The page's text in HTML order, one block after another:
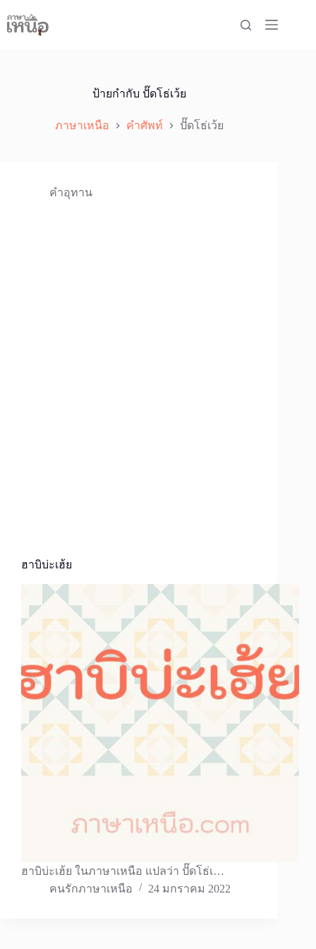
to
content
ป้ายกำกับ ปั๊ดโธ่เว้ย
ภาษาเหนือ คำศัพท์ ปั๊ดโธ่เว้ย
คำอุทาน
ฮาบิบ่ะเฮ้ย
ฮาบิบ่ะเฮ้ย ในภาษาเหนือ แปลว่า ปั๊ดโธ่เ…
คนรักภาษาเหนือ
24 มกราคม 2022